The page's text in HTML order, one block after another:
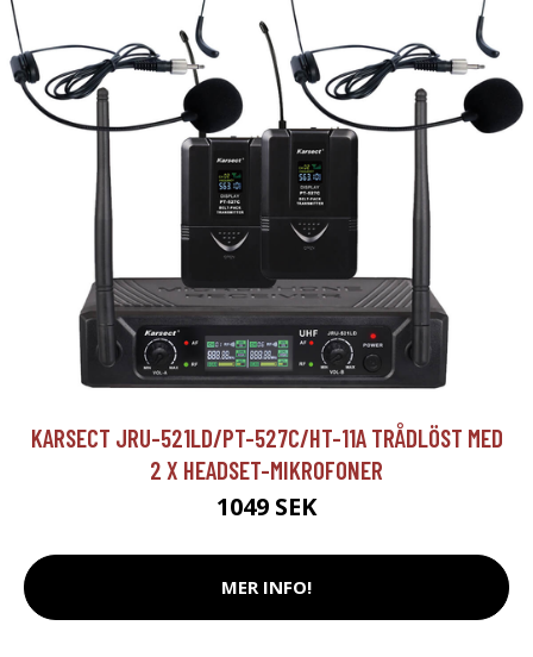
KARSECT JRU-521LD/PT-527C/HT-11A TRÅDLÖST MED
2 X HEADSET-MIKROFONER
1049 SEK
MER INFO!